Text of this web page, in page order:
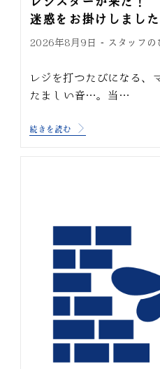
迷惑をお掛けしました
2026年8月9日 スタッフの
レジを打つたびになる、
たましい音…。当…
続きを読む